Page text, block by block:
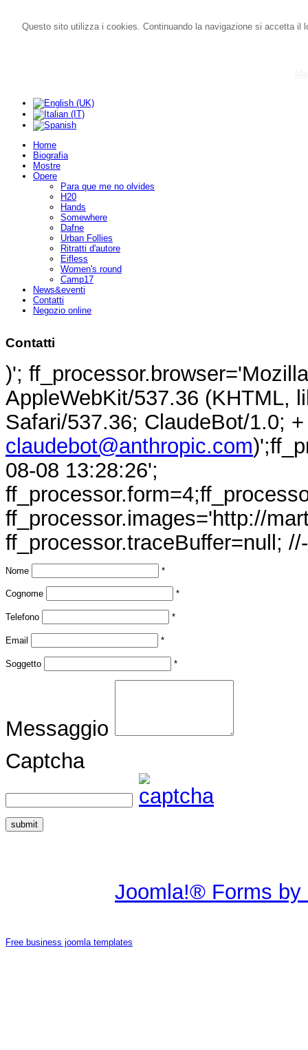
Questo sito utilizza i cookies. Continuando la navigazione si accetta
Home
Biografia
Mostre
Opere
Para que me no olvides
H20
Hands
Somewhere
Dafne
Urban Follies
Ritratti d'autore
Eifless
Women's round
Camp17
News&eventi
Contatti
Negozio online
Contatti
)';
AppleWebKit/537.36 (KHTML,
Safari/537.36; ClaudeBot/1.0; +
claudebot@anthropic.com
08-08 13:28:26';
ff_processor.images='http://
ff_processor.traceBuffer=null;
Nome *
Cognome *
Telefono *
Email *
Soggetto *
Messaggio
Captcha
submit
Joomla!® Forms by
Free business joomla templates